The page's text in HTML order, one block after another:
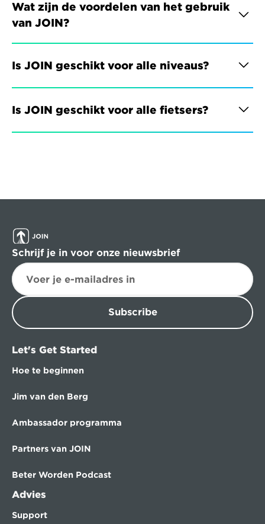
Wat zijn de voordelen van het gebruik
van JOIN?
Is JOIN geschikt voor alle niveaus?
Is JOIN geschikt voor alle fietsers?
Schrijf je in voor onze nieuwsbrief
Subscribe
Let's Get Started
Hoe te beginnen
Jim van den Berg
Ambassador programma
Partners van JOIN
Beter Worden Podcast
Advies
Support